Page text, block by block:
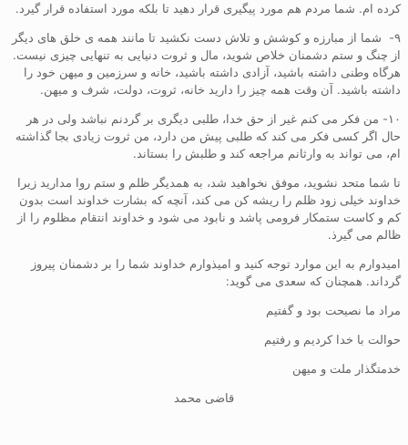
کرده ام. شما مردم هم مورد پیگیری قرار دهید تا بلکه مورد استفاده قرار گیرد.
۹- شما از مبارزه و کوشش و تلاش دست نکشید تا مانند همه ی خلق های دیگر
از چنگ و ستم دشمنان خلاص شوید، مال و ثروت دنیایی به تنهایی چیزی نیست.
هرگاه وطنی داشته باشید، آزادی داشته باشید، خانه و سرزمین و میهن خود را
داشته باشید. آن وقت همه چیز را دارید خانه، ثروت، دولت، شرف و میهن.
۱۰- من فکر می کنم غیر از حق خدا، طلبی دیگری بر گردنم نباشد ولی در هر
حال اگر کسی فکر می کند که طلبی پیش من دارد، من ثروت زیادی بجا گذاشته
ام، می تواند به وارثانم مراجعه کند و طلبش را بستاند.
تا شما متحد نشوید، موفق نخواهید شد، به همدیگر ظلم و ستم روا مدارید زیرا
خداوند خیلی زود ظلم را ریشه کن می کند، آنچه که بشارت خداوند است بدون
کم و کاست ستمکار فرومی پاشد و نابود می شود و خداوند انتقام مظلوم را از
ظالم می گیرذ.
امیدوارم به این موارد توجه کنید و امیذوارم خداوند شما را بر دشمنان پیروز
گرداند. همچنان که سعدی می گوید:
مراد ما نصیحت بود و گفتیم
حوالت با خدا کردیم و رفتیم
خدمتگذار ملت و میهن
قاضی محمد